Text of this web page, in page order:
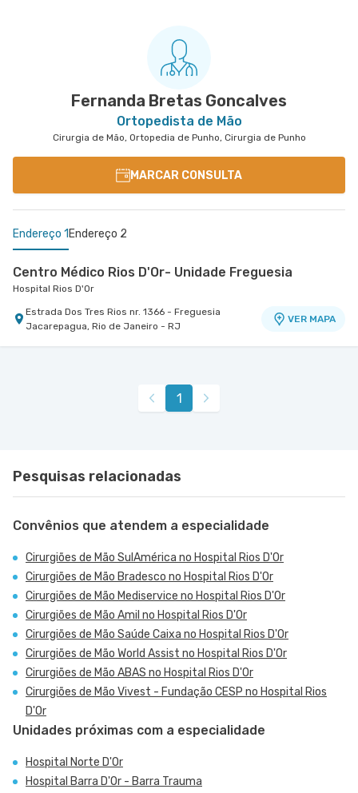
Fernanda Bretas Goncalves
Ortopedista de Mão
Cirurgia de Mão, Ortopedia de Punho, Cirurgia de Punho
MARCAR CONSULTA
Endereço 1 Endereço 2
Centro Médico Rios D'Or- Unidade Freguesia
Hospital Rios D'Or
Estrada Dos Tres Rios nr. 1366 - Freguesia
Jacarepagua, Rio de Janeiro - RJ
VER MAPA
Centro Médico Quinta D'Or - Unidade de Ortopedia
Rua Almirante Baltazar nr. 435 Centro Médico 1
Ao Lado da Oncologia D'Or - Sao Cristovao, Rio
1
Pesquisas relacionadas
Convênios que atendem a especialidade
Cirurgiões de Mão SulAmérica no Hospital Rios D'Or
Cirurgiões de Mão Bradesco no Hospital Rios D'Or
Cirurgiões de Mão Mediservice no Hospital Rios D'Or
Cirurgiões de Mão Amil no Hospital Rios D'Or
Cirurgiões de Mão Saúde Caixa no Hospital Rios D'Or
Cirurgiões de Mão World Assist no Hospital Rios D'Or
Cirurgiões de Mão ABAS no Hospital Rios D'Or
Cirurgiões de Mão Vivest - Fundação CESP no Hospital Rios
D'Or
Unidades próximas com a especialidade
Hospital Norte D'Or
Hospital Barra D'Or - Barra Trauma